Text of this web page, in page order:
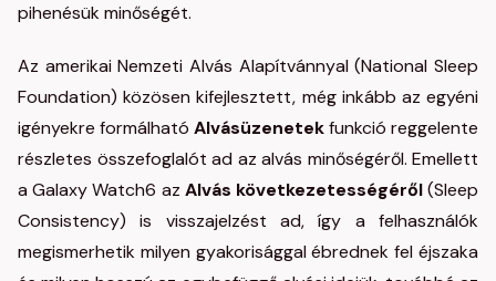
pihenésük minőségét.
Az amerikai Nemzeti Alvás Alapítvánnyal (National Sleep
Foundation) közösen kifejlesztett, még inkább az egyéni
igényekre formálható Alvásüzenetekfunkció reggelente
részletes összefoglalót ad az alvás minőségéről. Emellett
a Galaxy Watch6 az Alvás következetességéről(Sleep
Consistency) is visszajelzést ad, így a felhasználók
megismerhetik milyen gyakorisággal ébrednek fel éjszaka